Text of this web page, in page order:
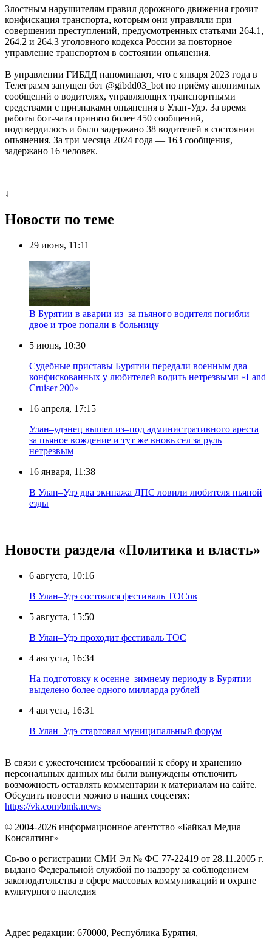
Злостным нарушителям правил дорожного движения грозит
конфискация транспорта, которым они управляли при
совершении преступлений, предусмотренных статьями 264.1,
264.2 и 264.3 уголовного кодекса России за повторное
управление транспортом в состоянии опьянения.
В управлении ГИБДД напоминают, что с января 2023 года в
Телеграмм запущен бот @gibdd03_bot по приёму анонимных
сообщений о водителях, управляющих транспортными
средствами с признаками опьянения в Улан–Удэ. За время
работы бот–чата принято более 450 сообщений,
подтвердилось и было задержано 38 водителей в состоянии
опьянения. За три месяца 2024 года — 163 сообщения,
задержано 16 человек.
↓
Новости по теме
29 июня, 11:11
В Бурятии в аварии из–за пьяного водителя погибли
двое и трое попали в больницу
5 июня, 10:30
Судебные приставы Бурятии передали военным два
конфискованных у любителей водить нетрезвыми «Land
Cruiser 200»
16 апреля, 17:15
Улан–удэнец вышел из–под административного ареста
за пьяное вождение и тут же вновь сел за руль
нетрезвым
16 января, 11:38
В Улан–Удэ два экипажа ДПС ловили любителя пьяной
езды
Новости раздела «Политика и власть»
6 августа, 10:16
В Улан–Удэ состоялся фестиваль ТОСов
5 августа, 15:50
В Улан–Удэ проходит фестиваль ТОС
4 августа, 16:34
На подготовку к осенне–зимнему периоду в Бурятии
выделено более одного милларда рублей
4 августа, 16:31
В Улан–Удэ стартовал муниципальный форум
В связи с ужесточением требований к сбору и хранению
персональных данных мы были вынуждены отключить
возможность оставлять комментарии к материалам на сайте.
Обсудить новости можно в наших соцсетях:
https://vk.com/bmk.news
© 2004-2026 информационное агентство «Байкал Медиа
Консалтинг»
Св-во о регистрации СМИ Эл № ФС 77-22419 от 28.11.2005 г.
выдано Федеральной службой по надзору за соблюдением
законодательства в сфере массовых коммуникаций и охране
культурного наследия
Адрес редакции: 670000, Республика Бурятия,